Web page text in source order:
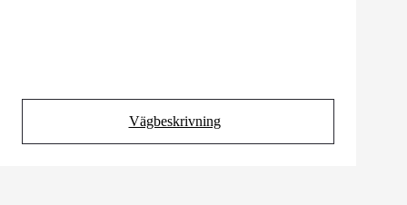
Vägbeskrivning
(Opens in new tab)